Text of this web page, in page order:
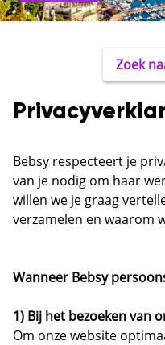
Zoek
Bebsy respecteert je
van je nodig om haar
willen we je graag
verzamelen en waarom
Wanneer Bebsy
1) Bij het bezoeken van
Om onze website